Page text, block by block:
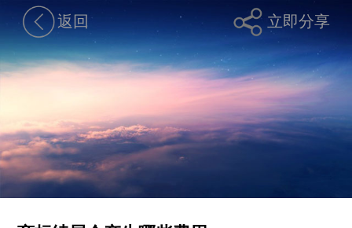
返回 立即分享